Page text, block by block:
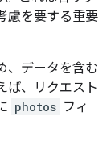
慮を要する重要
、データを含む
ば、リクエスト
photos フィ